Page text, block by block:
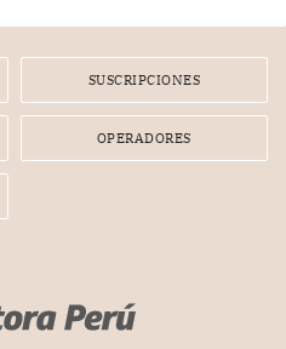
SUSCRIPCIONES
OPERADORES